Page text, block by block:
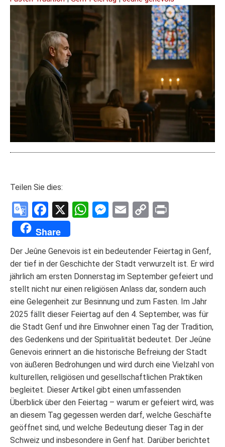
Teilen Sie dies:
Google
Translate
Facebook
X WhatsApp
Messenger
Email
Copy
Share
Der Jeûne Genevois ist ein bedeutender Feiertag in Genf,
der tief in der Geschichte der Stadt verwurzelt ist. Er wird
jährlich am ersten Donnerstag im September gefeiert und
stellt nicht nur einen religiösen Anlass dar, sondern auch
eine Gelegenheit zur Besinnung und zum Fasten. Im Jahr
2025 fällt dieser Feiertag auf den 4. September, was für
die Stadt Genf und ihre Einwohner einen Tag der Tradition,
des Gedenkens und der Spiritualität bedeutet. Der Jeûne
Genevois erinnert an die historische Befreiung der Stadt
von äußeren Bedrohungen und wird durch eine Vielzahl von
kulturellen, religiösen und gesellschaftlichen Praktiken
begleitet. Dieser Artikel gibt einen umfassenden
Überblick über den Feiertag – warum er gefeiert wird, was
an diesem Tag gegessen werden darf, welche Geschäfte
geöffnet sind, und welche Bedeutung dieser Tag in der
Schweiz und insbesondere in Genf hat. Darüber berichtet